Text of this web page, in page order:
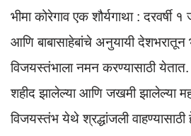
at
s
A
p
p
ail tt
er
c
e
b
o
o
ar
e
भीमा कोरेगाव एक शौर्यगाथा : दरवर्षी १
आणि बाबासाहेबांचे अनुयायी देशभरातून
विजयस्तंभाला नमन करण्यासाठी येतात.
शहीद झालेल्या आणि जखमी झालेल्या
विजयस्तंभ येथे श्रद्धांजली